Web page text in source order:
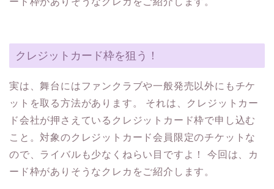
クレジットカード枠を狙う！
実は、舞台にはファンクラブや一般発売以外にもチケ
ットを取る方法があります。 それは、クレジットカー
ド会社が押さえているクレジットカード枠で申し込む
こと。対象のクレジットカード会員限定のチケットな
ので、ライバルも少なくねらい目ですよ！ 今回は、カ
ード枠がありそうなクレカをご紹介します。